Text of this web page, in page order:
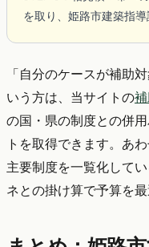
を取り、姫路市建築指
「自分のケースが補助
いう方は、当サイトの
の国・県の制度との併
トを取得できます。あ
主要制度を一覧化して
ネとの掛け算で予算を